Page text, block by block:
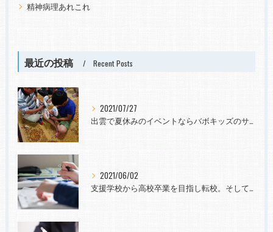
精神病理あれこれ
最近の投稿 Recent Posts
2021/07/27
出雲で夏休みのイベントならバボキッズのサマースクールへ
2021/06/02
支援学校から高校卒業を目指し転校。そして社会へ。発達障害と診断されても~